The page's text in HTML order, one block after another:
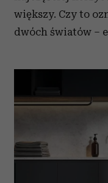
większy. Czy to
dwóch światów –